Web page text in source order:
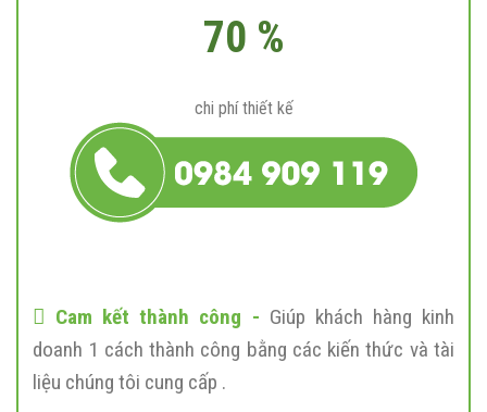
70 %
chi phí thiết kế
Cam kết thành công - Giúp khách hàng kinh
doanh 1 cách thành công bằng các kiến thức và tài
liệu chúng tôi cung cấp .